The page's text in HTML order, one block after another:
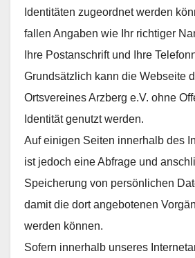
Identitäten zugeordnet werden
fallen Angaben wie Ihr richtiger
Ihre Postanschrift und Ihre
Grundsätzlich kann die Webseite
Ortsvereines Arzberg e.V. ohne
Identität genutzt werden.
Auf einigen Seiten innerhalb des
ist jedoch eine Abfrage und
Speicherung von persönlichen
damit die dort angebotenen
werden können.
Sofern innerhalb unseres